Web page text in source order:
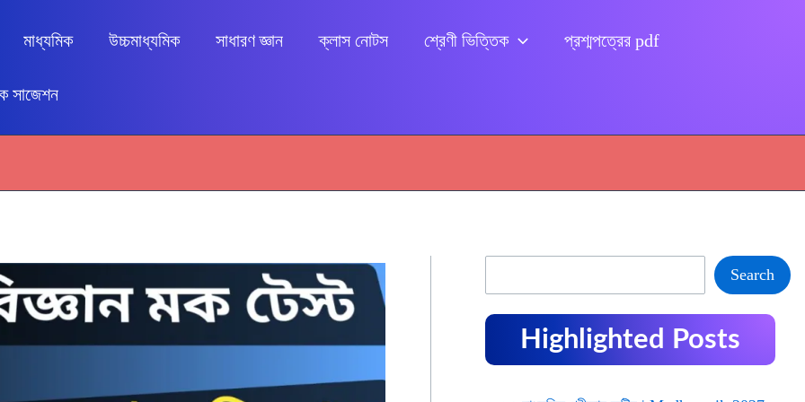
মাধ্যমিক উচ্চমাধ্যমিক সাধারণ জ্ঞান ক্লাস নোটস শ্রেণী ভিত্তিক প্রশ্মপত্রের pdf
সাজেশন
Search
Highlighted Posts